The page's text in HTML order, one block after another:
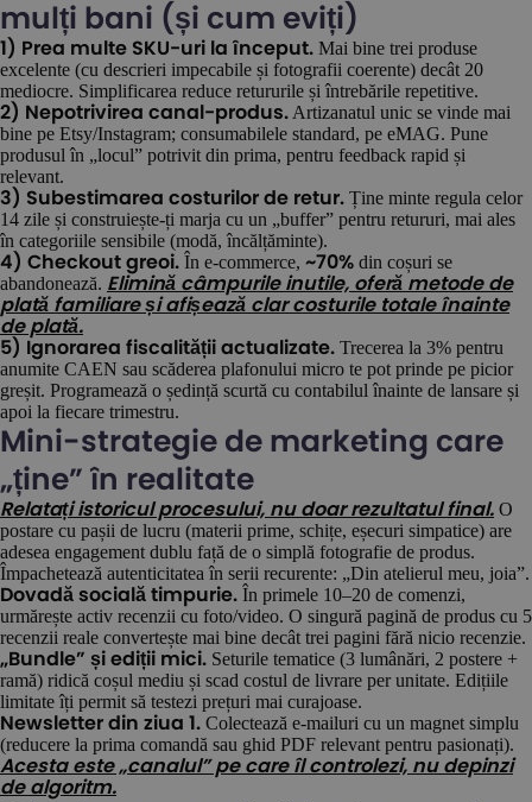
mulți bani (și cum eviți)
1) Prea multe SKU-uri la început. Mai bine trei produse
excelente (cu descrieri impecabile și fotografii coerente) decât 20
mediocre. Simplificarea reduce retururile și întrebările repetitive.
2) Nepotrivirea canal-produs. Artizanatul unic se vinde mai
bine pe Etsy/Instagram; consumabilele standard, pe eMAG. Pune
produsul în „locul” potrivit din prima, pentru feedback rapid și
relevant.
3) Subestimarea costurilor de retur. Ține minte regula celor
14 zile și construiește-ți marja cu un „buffer” pentru retururi, mai ales
în categoriile sensibile (modă, încălțăminte).
4) Checkout greoi. În e-commerce, ~70% din coșuri se
abandonează. Elimină câmpurile inutile, oferă metode de
plată familiare și afișează clar costurile totale înainte
de plată.
5) Ignorarea fiscalității actualizate. Trecerea la 3% pentru
anumite CAEN sau scăderea plafonului micro te pot prinde pe picior
greșit. Programează o ședință scurtă cu contabilul înainte de lansare și
apoi la fiecare trimestru.
Mini-strategie de marketing care
„ține” în realitate
Relatați istoricul procesului, nu doar rezultatul final. O
postare cu pașii de lucru (materii prime, schițe, eșecuri simpatice) are
adesea engagement dublu față de o simplă fotografie de produs.
Împachetează autenticitatea în serii recurente: „Din atelierul meu, joia”.
Dovadă socială timpurie. În primele 10–20 de comenzi,
urmărește activ recenzii cu foto/video. O singură pagină de produs cu 5
recenzii reale convertește mai bine decât trei pagini fără nicio recenzie.
„Bundle” și ediții mici. Seturile tematice (3 lumânări, 2 postere +
ramă) ridică coșul mediu și scad costul de livrare per unitate. Edițiile
limitate îți permit să testezi prețuri mai curajoase.
Newsletter din ziua 1. Colectează e-mailuri cu un magnet simplu
(reducere la prima comandă sau ghid PDF relevant pentru pasionați).
Acesta este „canalul” pe care îl controlezi, nu depinzi
de algoritm.